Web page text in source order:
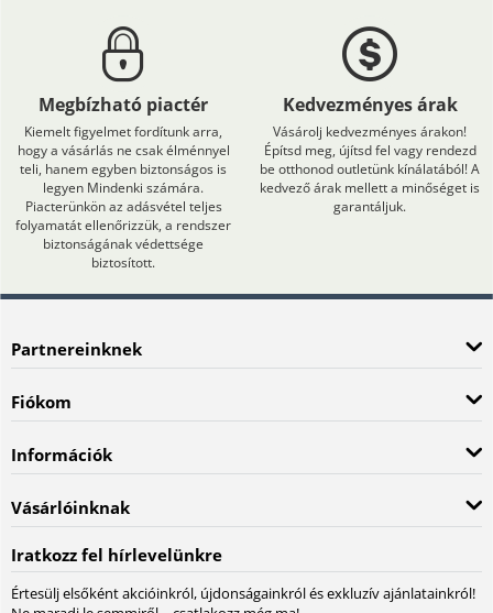
Megbízható piactér
Kiemelt figyelmet fordítunk arra,
hogy a vásárlás ne csak élménnyel
teli, hanem egyben biztonságos is
legyen Mindenki számára.
Piacterünkön az adásvétel teljes
folyamatát ellenőrizzük, a rendszer
biztonságának védettsége
biztosított.
Kedvezményes árak
Vásárolj kedvezményes árakon!
Építsd meg, újítsd fel vagy rendezd
be otthonod outletünk kínálatából! A
kedvező árak mellett a minőséget is
garantáljuk.
Partnereinknek
Fiókom
Információk
Vásárlóinknak
Iratkozz fel hírlevelünkre
Értesülj elsőként akcióinkról, újdonságainkról és exkluzív ajánlatainkról!